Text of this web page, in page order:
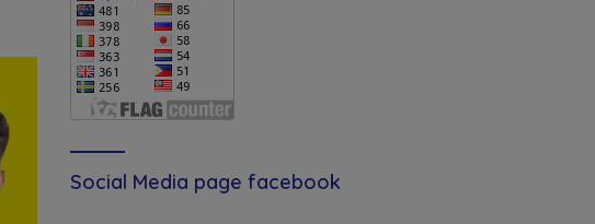
Social Media page facebook